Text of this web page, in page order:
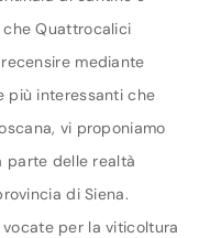
che Quattrocalici
mediante
più interessanti che
vi proponiamo
parte delle realtà
di Siena.
per la viticoltura